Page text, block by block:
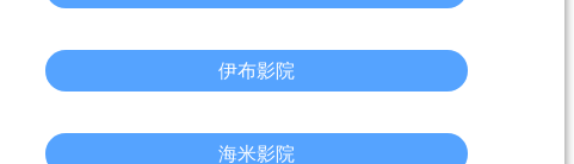
伊布影院
海米影院